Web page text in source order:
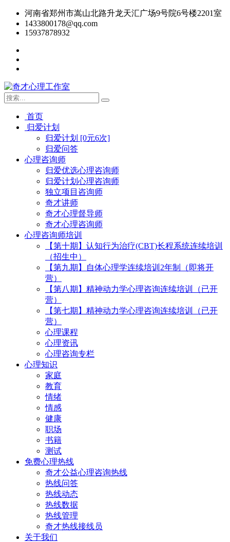
河南省郑州市嵩山北路升龙天汇广场9号院6号楼2201室
1433800178@qq.com
15937878932
首页
归爱计划
归爱计划 [0元6次]
归爱问答
心理咨询师
归爱优选心理咨询师
归爱计划心理咨询师
独立项目咨询师
奇才讲师
奇才心理督导师
奇才心理咨询师
心理咨询师培训
【第十期】认知行为治疗(CBT)长程系统连续培训
（招生中）
【第九期】自体心理学连续培训2年制（即将开
营）
【第八期】精神动力学心理咨询连续培训（已开
营）
【第七期】精神动力学心理咨询连续培训（已开
营）
心理课程
心理资讯
心理咨询专栏
心理知识
家庭
教育
情绪
情感
健康
职场
书籍
测试
免费心理热线
奇才公益心理咨询热线
热线问答
热线动态
热线数据
热线管理
奇才热线接线员
关于我们